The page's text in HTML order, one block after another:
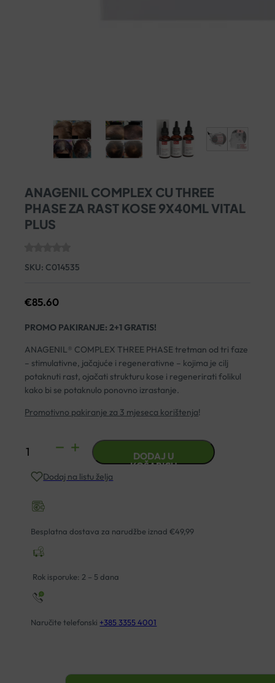
ANAGENIL COMPLEX CU THREE
PHASE ZA RAST KOSE 9X40ML VITAL
PLUS
SKU: C014535
€85.60
PROMO PAKIRANJE: 2+1 GRATIS!
ANAGENIL® COMPLEX THREE PHASE tretman od tri faze
– stimulativne, jačajuće i regenerativne – kojima je cilj
potaknuti rast, ojačati strukturu kose i regenerirati folikul
kako bi se potaknulo ponovno izrastanje.
Promotivno pakiranje za 3 mjeseca korištenja!
ANAGENIL
CU
PHASE
ZA
KOSE
9X40ML
VITAL
količina
DODAJ U
KOŠARICU
Dodaj na listu želja
Besplatna dostava za narudžbe iznad €49,99
Rok isporuke: 2 – 5 dana
Naručite telefonski +385 3355 4001